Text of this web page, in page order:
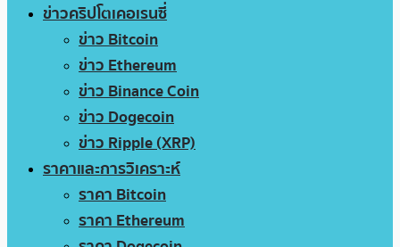
ข่าวคริปโตเคอเรนซี่
ข่าว Bitcoin
ข่าว Ethereum
ข่าว Binance Coin
ข่าว Dogecoin
ข่าว Ripple (XRP)
ราคาและการวิเคราะห์
ราคา Bitcoin
ราคา Ethereum